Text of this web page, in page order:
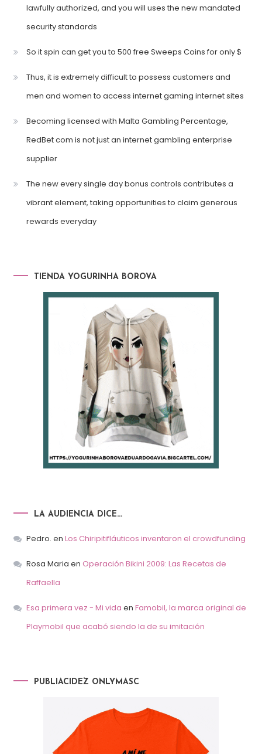
lawfully authorized, and you will uses the new mandated
security standards
So it spin can get you to 500 free Sweeps Coins for only $
Thus, it is extremely difficult to possess customers and
men and women to access internet gaming internet sites
Becoming licensed with Malta Gambling Percentage,
RedBet com is not just an internet gambling enterprise
supplier
The new every single day bonus controls contributes a
vibrant element, taking opportunities to claim generous
rewards everyday
TIENDA YOGURINHA BOROVA
LA AUDIENCIA DICE…
Pedro. en Los Chiripitifláuticos inventaron el crowdfunding
Rosa Maria en Operación Bikini 2009: Las Recetas de
Raffaella
Esa primera vez - Mi vida en Famobil, la marca original de
Playmobil que acabó siendo la de su imitación
PUBLIACIDEZ ONLYMASC